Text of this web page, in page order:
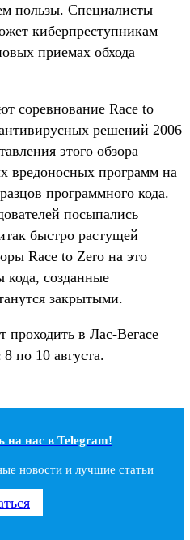
пользы. Специалисты
киберпреступникам
приемах обхода
соревнование Race to
решений 2006
этого обзора
вредоносных программ на
программного кода.
посыпались
быстро растущей
Race to Zero на это
кода, созданные
закрытыми.
проходить в Лас-Вегасе
по 10 августа.
на наc в Telegram!
новости и лучшие статьи